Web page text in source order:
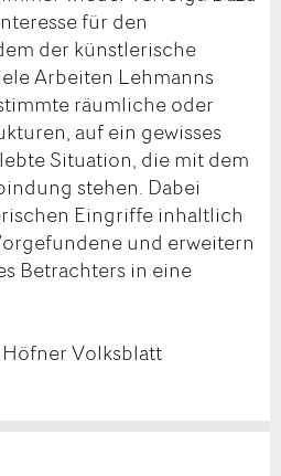
für den
der künstlerische
Arbeiten Lehmanns
räumliche oder
auf ein gewisses
Situation, die mit dem
stehen. Dabei
Eingriffe inhaltlich
und erweitern
Betrachters in eine
Volksblatt